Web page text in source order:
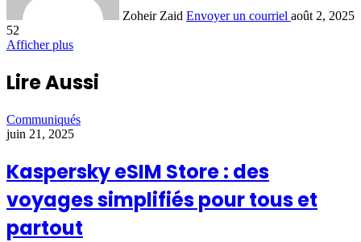
Zoheir Zaid Envoyer un courriel août 2, 2025
52
Afficher plus
Lire Aussi
Communiqués
juin 21, 2025
Kaspersky eSIM Store : des
voyages simplifiés pour tous et
partout